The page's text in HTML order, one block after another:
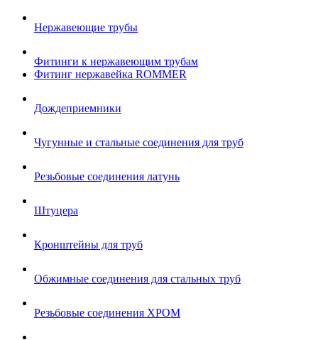
Нержавеющие трубы
Фитинги к нержавеющим трубам
Фитинг нержавейка ROMMER
Дождеприемники
Чугунные и стальные соединения для труб
Резьбовые соединения латунь
Штуцера
Кронштейны для труб
Обжимные соединения для стальных труб
Резьбовые соединения ХРОМ